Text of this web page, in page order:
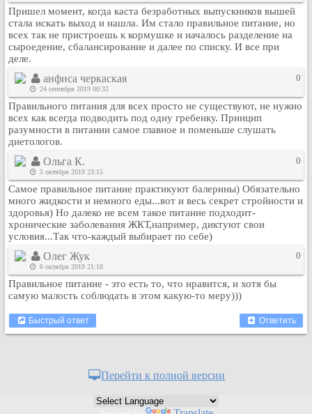
Пришел момент, когда каста безработных выпускников вышей
стала искать выход и нашла. Им стало правильное питание, но
всех так не пристроешь к кормушке и началось разделение на
сыроедение, сбалансирование и далее по списку. И все при
деле.
анфиса черкаская
24 сентября 2019 00:32
0
Правильного питания для всех просто не существуют, не нужно
всех как всегда подводить под одну гребенку. Принцип
разумности в питании самое главное и поменьше слушать
диетологов.
Ольга К.
5 октября 2019 23:15
0
Самое правильное питание практикуют балерины) Обязательно
много жидкости и немного еды...вот и весь секрет стройности и
здоровья) Но далеко не всем такое питание подходит-
хронические заболевания ЖКТ,например, диктуют свои
условия...Так что-каждый выбирает по себе)
Олег Жук
6 октября 2019 21:18
0
Правильное питание - это есть то, что нравится, и хотя бы
самую малость соблюдать в этом какую-то меру)))
Быстрый ответ Ответить
Перейти к полной версии